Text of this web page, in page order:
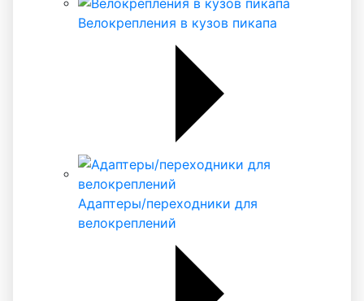
Велокрепления в кузов пикапа
Адаптеры/переходники для
велокреплений